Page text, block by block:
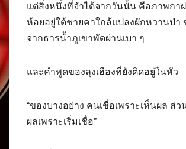
แต่สิ่งหนึ่งที่จำได้จากวันนั้น คือภาพกาฝ
ห้อยอยู่ใต้ชายคาใกล้แปลงผักหวานป่า
จากธารน้ำภูเขาพัดผ่านเบา ๆ
และคำพูดของลุงเฮืองที่ยังติดอยู่ในหัว
“ของบางอย่าง คนเชื่อเพราะเห็นผล ส่
ผลเพราะเริ่มเชื่อ”